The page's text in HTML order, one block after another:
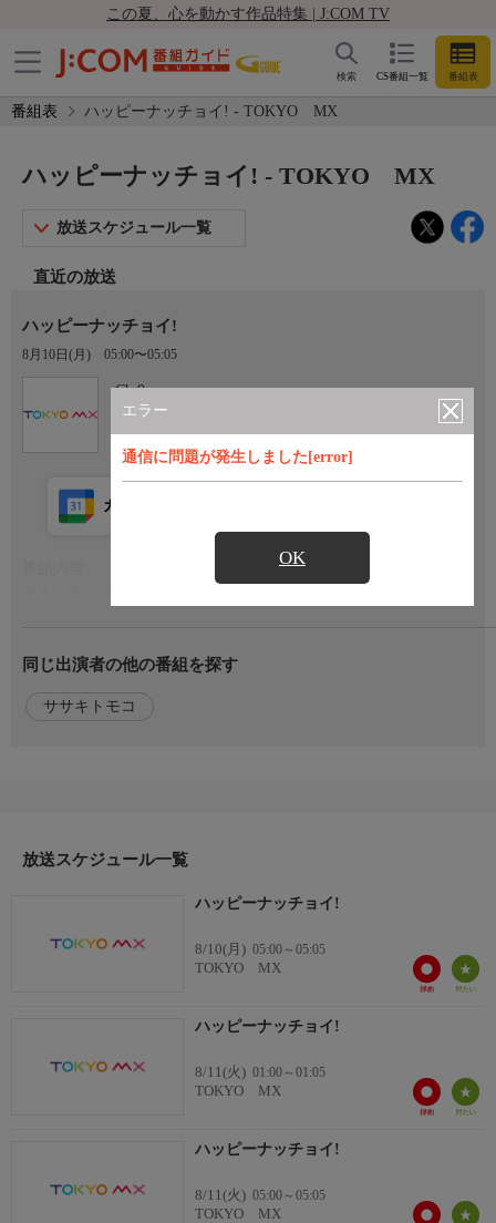
この夏、心を動かす作品特集 | J:COM TV
CS番組一覧 番組表
検索
番組表 ハッピーナッチョイ! - TOKYO MX
エラー
通信に問題が発生しました[error]
OK
ハッピーナッチョイ! - TOKYO MX
放送スケジュール一覧
直近の放送
ハッピーナッチョイ!
8月10日(月) 05:00〜05:05
Ch.9
TOKYO MX
カレンダー登録
をしてたくさんの友達を作っていきます。友達と友達がみんなで
手をつないだら、地球一周分ぐらいにつながっちゃうかも!?友達
エネルギーでみんながハッピーになれたらいいね！
同じ出演者の他の番組を探す
ササキトモコ
放送スケジュール一覧
ハッピーナッチョイ!
8/10(月) 05:00～05:05
TOKYO MX
ハッピーナッチョイ!
8/11(火) 01:00～01:05
TOKYO MX
ハッピーナッチョイ!
8/11(火) 05:00～05:05
TOKYO MX